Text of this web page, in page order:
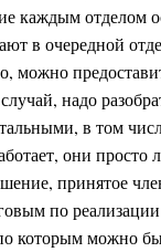
каждым отделом
в очередной
можно
надо
в том
они просто
принятое
по
которым можно